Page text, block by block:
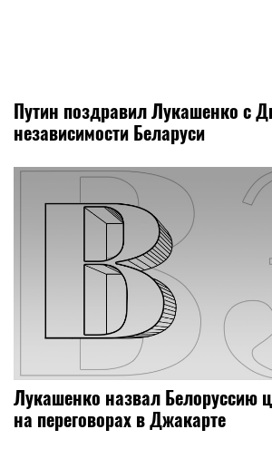
Путин поздравил Лукашенко с
независимости Беларуси
Лукашенко назвал Белоруссию
на переговорах в Джакарте